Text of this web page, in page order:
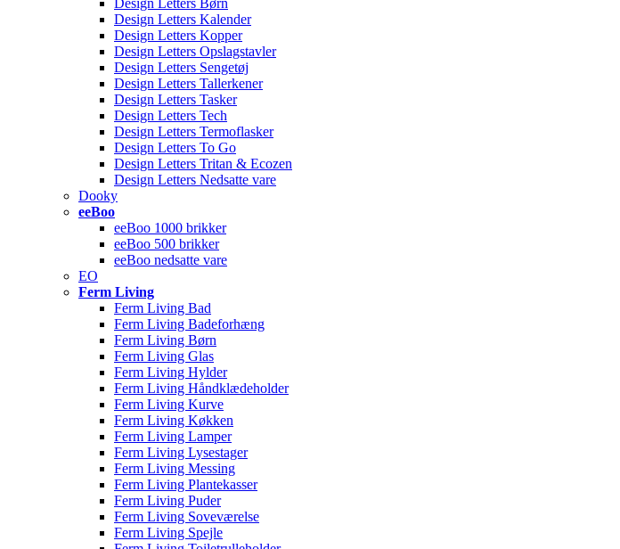
Design Letters Børn
Design Letters Kalender
Design Letters Kopper
Design Letters Opslagstavler
Design Letters Sengetøj
Design Letters Tallerkener
Design Letters Tasker
Design Letters Tech
Design Letters Termoflasker
Design Letters To Go
Design Letters Tritan & Ecozen
Design Letters Nedsatte vare
Dooky
eeBoo
eeBoo 1000 brikker
eeBoo 500 brikker
eeBoo nedsatte vare
EO
Ferm Living
Ferm Living Bad
Ferm Living Badeforhæng
Ferm Living Børn
Ferm Living Glas
Ferm Living Hylder
Ferm Living Håndklædeholder
Ferm Living Kurve
Ferm Living Køkken
Ferm Living Lamper
Ferm Living Lysestager
Ferm Living Messing
Ferm Living Plantekasser
Ferm Living Puder
Ferm Living Soveværelse
Ferm Living Spejle